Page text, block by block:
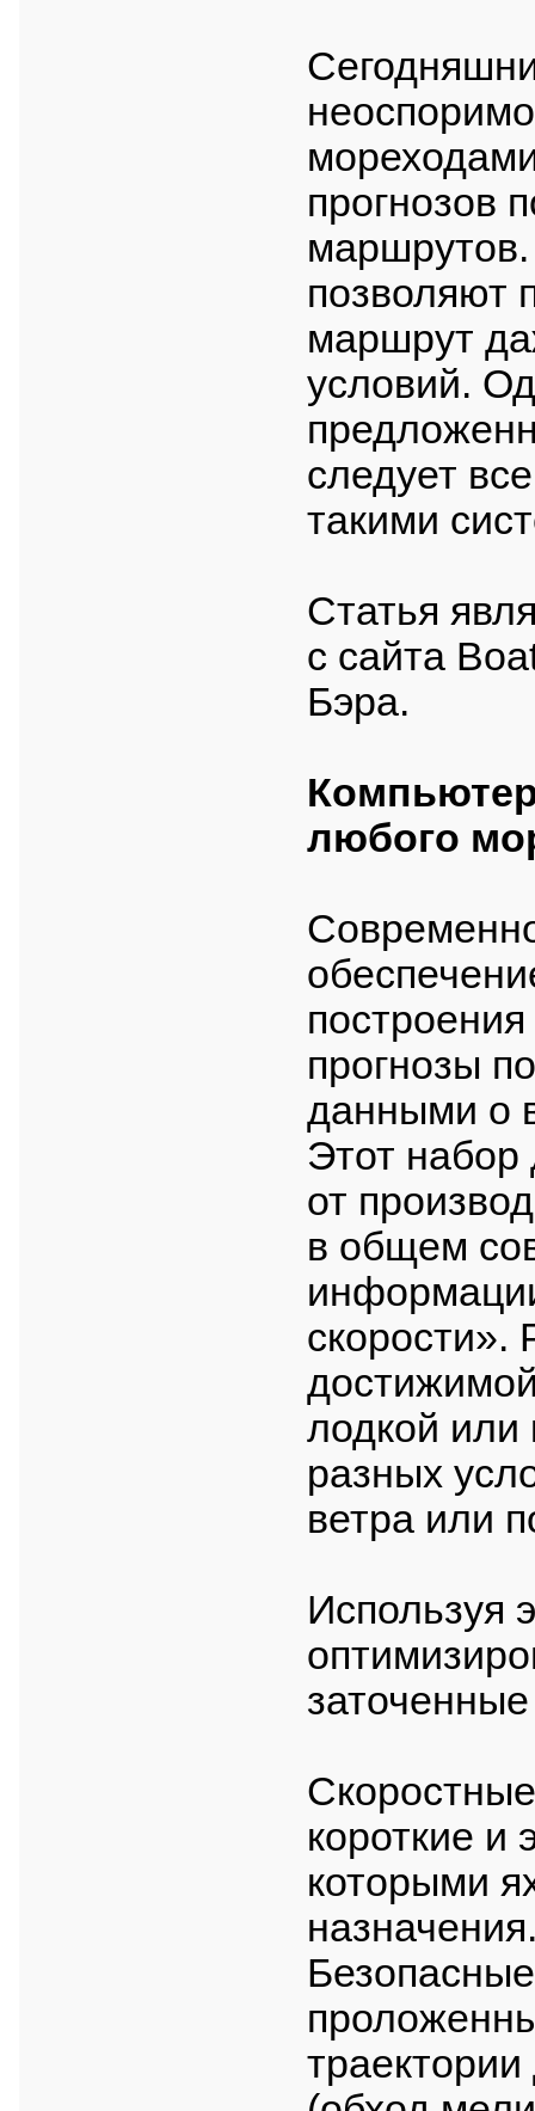
прогнозов
позволяют
маршрут
условий.
следует
такими
Статья
с сайта
Бэра.
любого
прогнозы
данными о
Этот набор
от
в общем
скорости».
лодкой или
разных
ветра или
Используя
короткие и
которыми